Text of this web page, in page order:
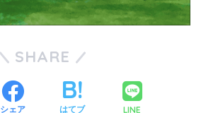
SHARE
シェア はてブ LINE